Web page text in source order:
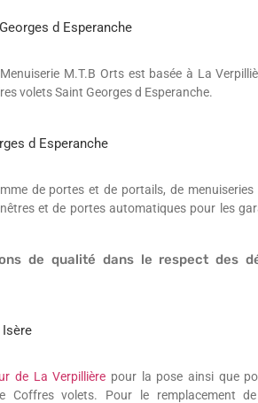
d Esperanche
M.T.B Orts est basée à La
volets Saint Georges d Esperanche.
d Esperanche
de portes et de portails, de menuiseries
et de portes automatiques pour les
de qualité dans le respect des
de La Verpillière pour la pose ainsi que
Coffres volets. Pour le remplacement